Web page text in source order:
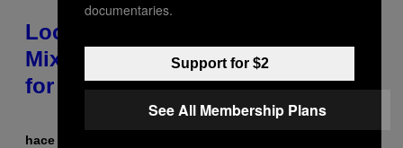
Looking For the Perfect Alt-Rock
Mixtape for Your Boo? I Made It
for You Already
hace 11 horas
documentaries.
Support for $2
See All Membership Plans